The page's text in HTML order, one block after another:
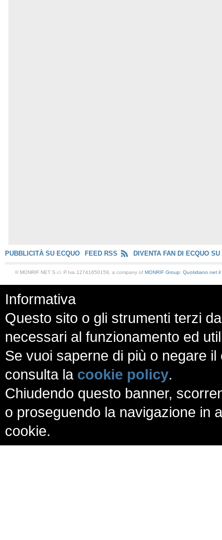
PUBBLICITÀ SU ECQUO FEED RSS DIVENTA FAN DI ECQUO SU
© MONRIF NET S.r.l. P.Iva 12741650159, a company of MONRIF Group: Quotidiano.net il
Informativa
Questo sito o gli strumenti terzi
necessari al funzionamento ed
Se vuoi saperne di più o negare
consulta la cookie policy.
Chiudendo questo banner,
o proseguendo la navigazione in
cookie.